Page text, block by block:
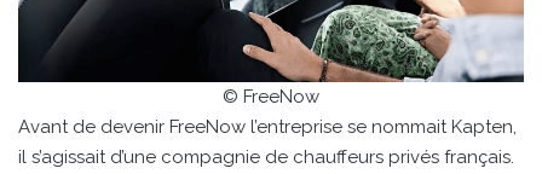
© FreeNow
Avant de devenir FreeNow l’entreprise se nommait Kapten,
il s’agissait d’une compagnie de chauffeurs privés français.